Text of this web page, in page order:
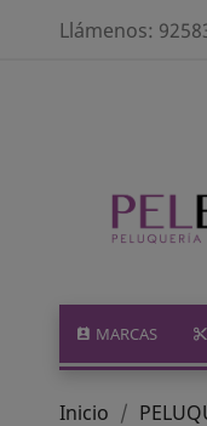
Llámenos:
MARCAS
Inicio